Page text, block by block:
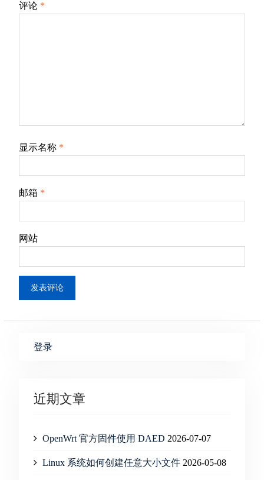
评论 *
显示名称 *
邮箱 *
网站
登录
近期文章
OpenWrt 官方固件使用 DAED 2026-07-07
Linux 系统如何创建任意大小文件 2026-05-08